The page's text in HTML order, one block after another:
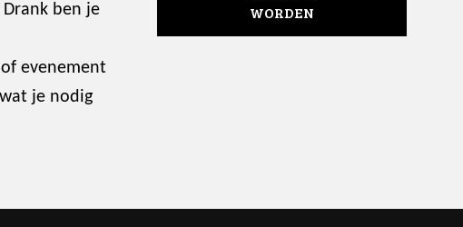
ben je
evenement
je nodig
WORDEN